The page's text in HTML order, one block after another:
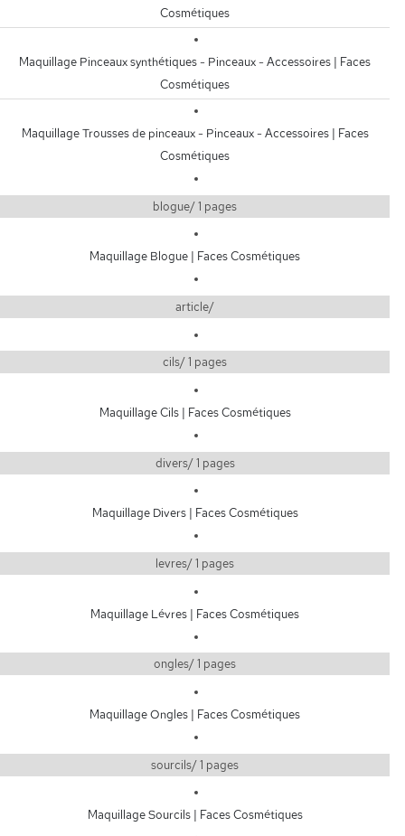
Cosmétiques
Maquillage Pinceaux synthétiques - Pinceaux - Accessoires | Faces
Cosmétiques
Maquillage Trousses de pinceaux - Pinceaux - Accessoires | Faces
Cosmétiques
blogue/ 1 pages
Maquillage Blogue | Faces Cosmétiques
article/
cils/ 1 pages
Maquillage Cils | Faces Cosmétiques
divers/ 1 pages
Maquillage Divers | Faces Cosmétiques
levres/ 1 pages
Maquillage Lévres | Faces Cosmétiques
ongles/ 1 pages
Maquillage Ongles | Faces Cosmétiques
sourcils/ 1 pages
Maquillage Sourcils | Faces Cosmétiques